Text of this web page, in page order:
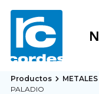
Productos
PALADIO